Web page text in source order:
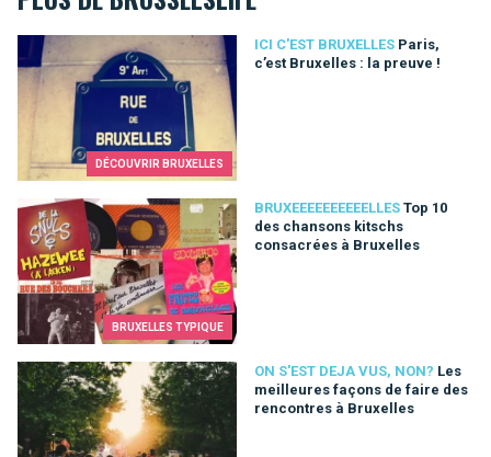
DÉCOUVRIR BRUXELLES
ICI C'EST BRUXELLES Paris,
c’est Bruxelles : la preuve !
Paris, c’est Bruxelles : la preuve !
BRUXELLES TYPIQUE
BRUXEEEEEEEEEELLES Top 10
des chansons kitschs
consacrées à Bruxelles
Top 10 des chansons kitschs consacrées à Bruxelles
ON S'EST DEJA VUS, NON? Les
meilleures façons de faire des
rencontres à Bruxelles
Les meilleures façons de faire des rencontres à Bruxelles